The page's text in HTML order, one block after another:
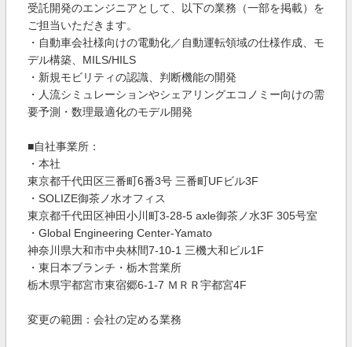
受託開発のエンジニアとして、以下の業務（一部を掲載）を
ご担当いただきます。
・自動車会社様向けの電動化／自動運転領域の仕様作成、モ
デル構築、MILS/HILS
・新規モビリティの認識、判断機能の開発
・人流シミュレーションやシェアリングエコノミー向けの需
要予測・数理最適化のモデル開発
■自社事業所：
・本社
東京都千代田区三番町6番3号 三番町UFビル3F
・SOLIZE御茶ノ水オフィス
東京都千代田区神田小川町3-28-5 axle御茶ノ水3F 305号室
・Global Engineering Center-Yamato
神奈川県大和市中央林間7-10-1 三機大和ビル1F
・東日本ブランチ・栃木営業所
栃木県宇都宮市東宿郷6-1-7 ＭＲＲ宇都宮4F
変更の範囲：会社の定める業務